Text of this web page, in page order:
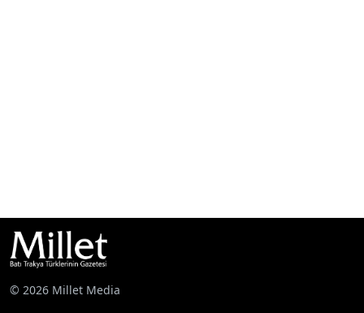
© 2026 Millet Media